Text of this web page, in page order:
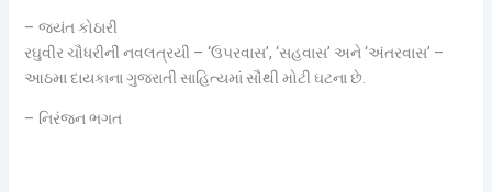
– જયંત કોઠારી
રઘુવીર ચૌધરીની નવલત્રયી – ‘ઉપરવાસ’, ‘સહવાસ’ અને ‘અંતરવાસ’ –
આઠમા દાયકાના ગુજરાતી સાહિત્યમાં સૌથી મોટી ઘટના છે.
– નિરંજન ભગત